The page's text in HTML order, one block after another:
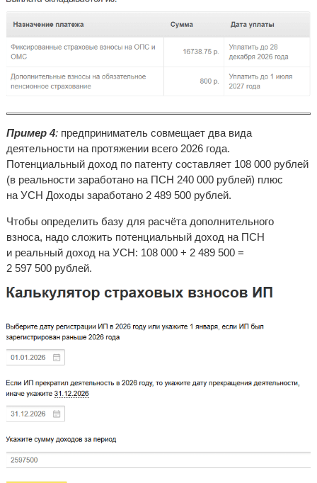
Пример 4:предприниматель совмещает два вида
деятельности на протяжении всего 2026 года.
Потенциальный доход по патенту составляет 108 000 рублей
(в реальности заработано на ПСН 240 000 рублей) плюс
на УСН Доходы заработано 2 489 500 рублей.
Чтобы определить базу для расчёта дополнительного
взноса, надо сложить потенциальный доход на ПСН
и реальный доход на УСН: 108 000 + 2 489 500 =
2 597 500 рублей.